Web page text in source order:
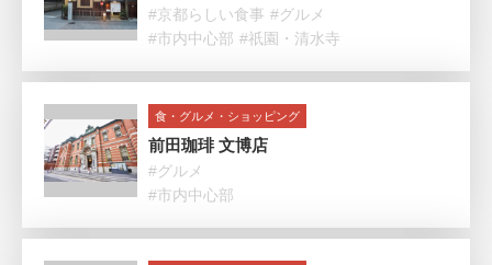
#京都らしい食事 #グルメ
#市内中心部 #祇園・清水寺
食・グルメ・ショッピング
前田珈琲 文博店
#グルメ
#市内中心部